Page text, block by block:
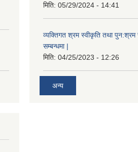
मिति: 05/29/2024 - 14:41
व्यक्तिगत श्रम स्वीकृति तथा पुन:श्रम
सम्बन्धमा |
मिति: 04/25/2023 - 12:26
अन्य